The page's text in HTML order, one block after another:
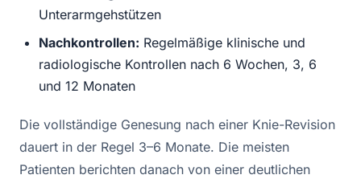
Unterarmgehstützen
Nachkontrollen: Regelmäßige klinische und
radiologische Kontrollen nach 6 Wochen, 3, 6
und 12 Monaten
Die vollständige Genesung nach einer Knie-Revision
dauert in der Regel 3–6 Monate. Die meisten
Patienten berichten danach von einer deutlichen